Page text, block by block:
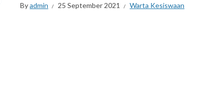
Byadmin 25 September 2021 Warta Kesiswaan